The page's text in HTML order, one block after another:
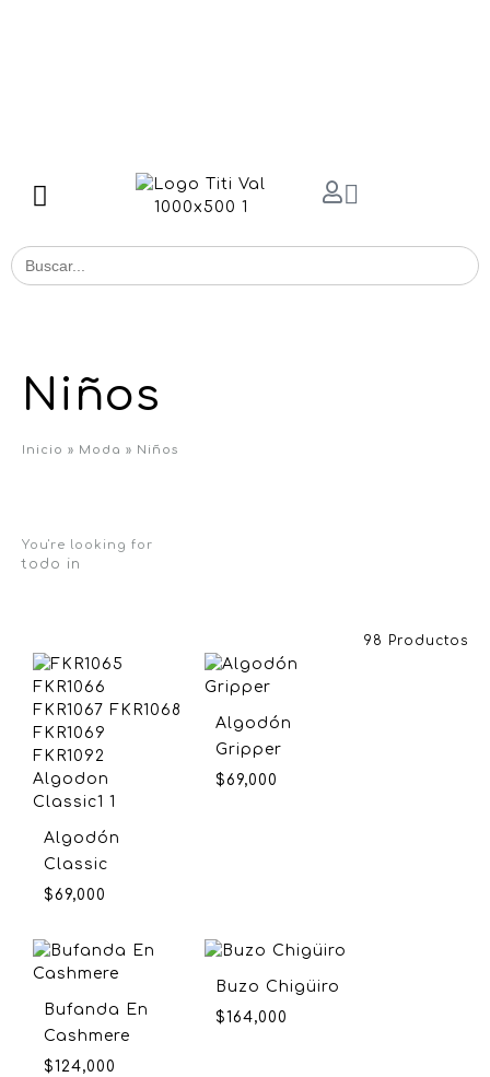
Buscar
for:
Niños
Inicio » Moda » Niños
You're looking for
todo in
98 Productos
Algodón
Classic
$69,000
Algodón
Gripper
$69,000
Bufanda En
Cashmere
$124,000
Buzo Chigüiro
$164,000